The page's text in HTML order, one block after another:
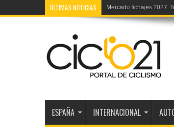
ÚLTIMAS NOTICIAS Europeo trial: La
ESPAÑA INTERNACIONAL